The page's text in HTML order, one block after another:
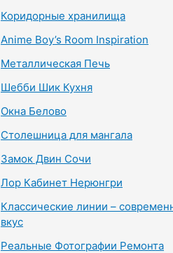
Коридорные хранилища
Anime Boy’s Room Inspiration
Металлическая Печь
Шебби Шик Кухня
Окна Белово
Столешница для мангала
Замок Двин Сочи
Лор Кабинет Нерюнгри
Классические линии –
вкус
Реальные Фотографии Ремонта